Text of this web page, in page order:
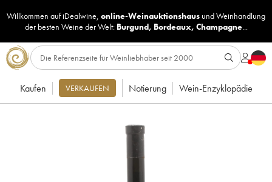
Willkommen auf iDealwine, online-Weinauktionshaus undWeinhandlung
der besten Weine der Welt: Burgund, Bordeaux, Champagne...
Kaufen VERKAUFEN Notierung Wein-Enzyklopädie